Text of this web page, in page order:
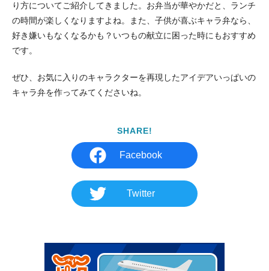
り方についてご紹介してきました。お弁当が華やかだと、ランチ
の時間が楽しくなりますよね。また、子供が喜ぶキャラ弁なら、
好き嫌いもなくなるかも？いつもの献立に困った時にもおすすめ
です。
ぜひ、お気に入りのキャラクターを再現したアイデアいっぱいの
キャラ弁を作ってみてくださいね。
SHARE!
Facebook
Twitter